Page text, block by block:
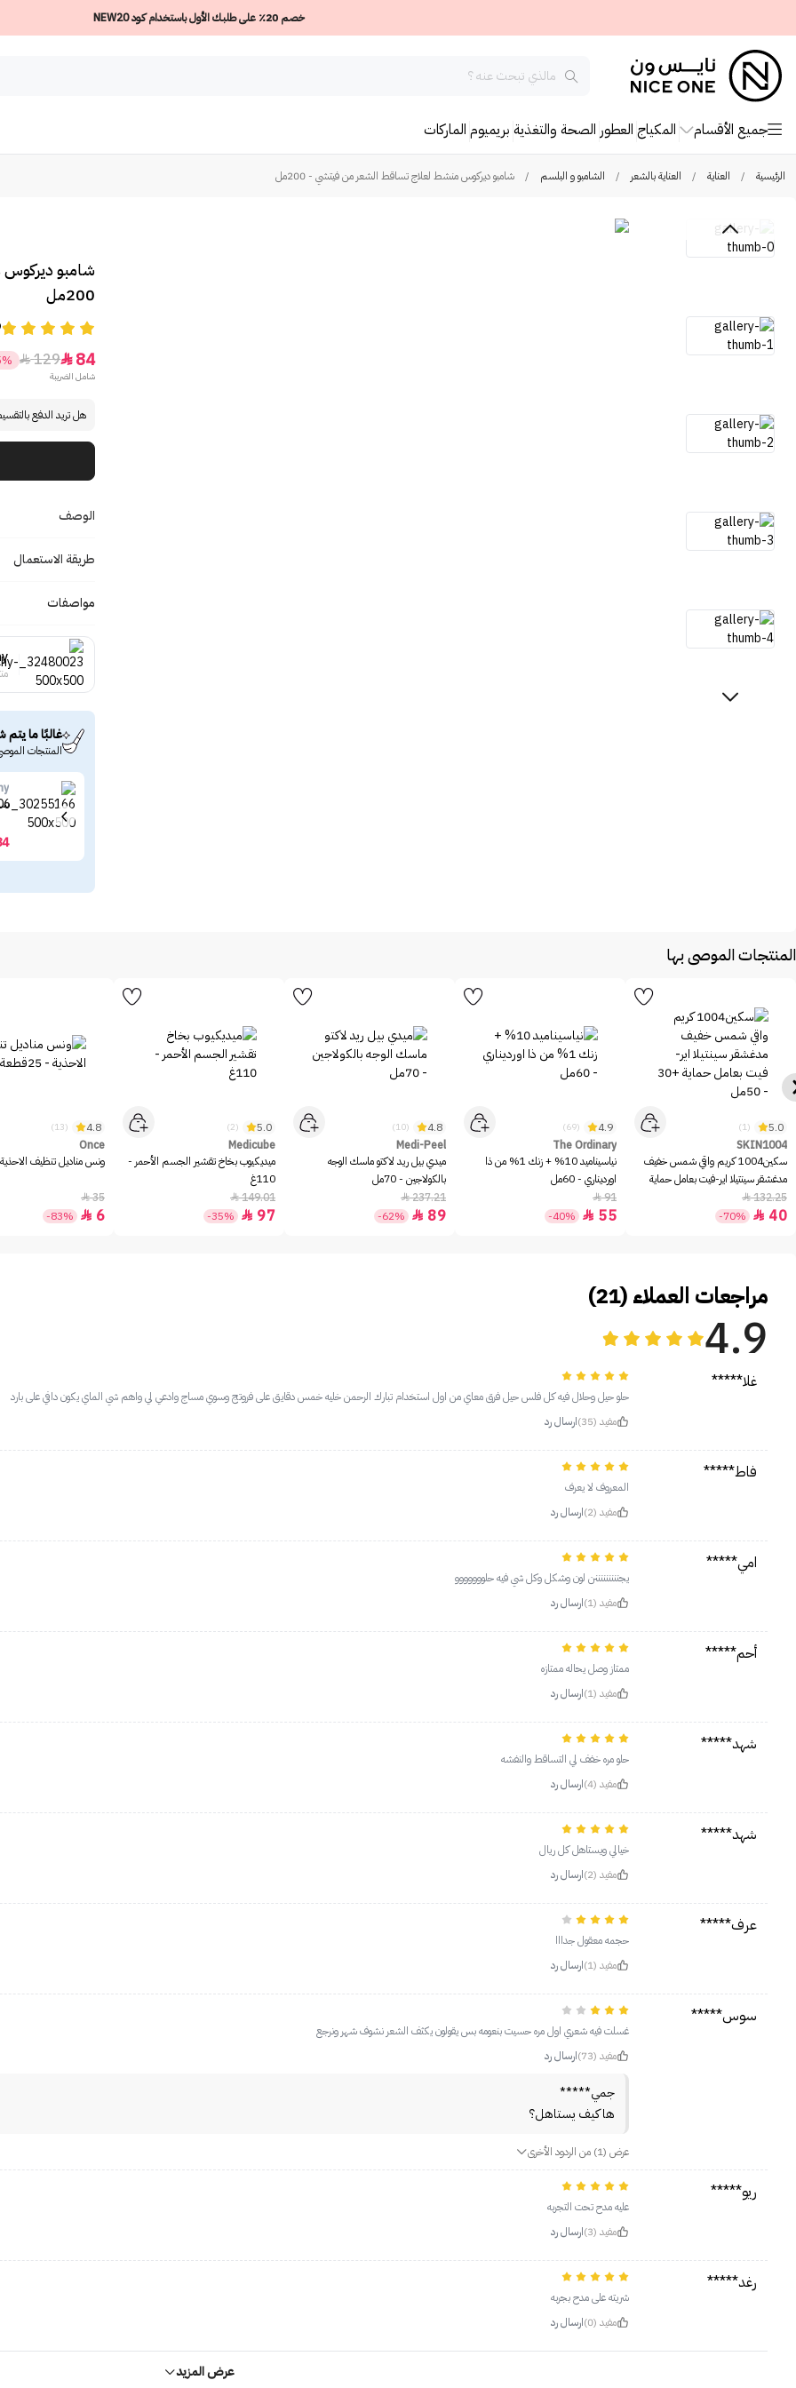
خصم 20٪ على طلبك الأول باستخدام كود NEW20
جميع الأقسام المكياج العطور الصحة والتغذية بريميوم الماركات
الرئيسية / العناية / العناية بالشعر / الشامبو و البلسم / شامبو ديركوس منشط لعلاج تساقط الشعر من فيتشي - 200مل
شامبو
200مل
84

129

شامل الضريبة
هل تريد الدفع
الوصف
طريقة الاستعمال
مواصفات
غالبًا ما يتم
المنتجات
المنتجات الموصى بها
5.0
(1)
SKIN1004
سكين1004 كريم واقي شمس خفيف
مدغشقر سينتيلا اير-فيت بعامل حماية
+30 - 50مل
132.25

40

-70%
4.9
(69)
The Ordinary
نياسيناميد 10% + زنك 1% من ذا
اورديناري - 60مل
91

55

-40%
4.8
(10)
Medi-Peel
ميدي بيل ريد لاكتو ماسك الوجه
بالكولاجين - 70مل
237.21

89

-62%
5.0
(2)
Medicube
ميديكيوب بخاخ تقشير الجسم الأحمر -
110غ
149.01

97

-35%
4.8
(13)
Once
ونس مناديل تنظيف الاحذية -
35

6

-83%
مراجعات العملاء (21)
4.9
غلا*****
حلو حيل وحلال فيه كل فلس حيل فرق معاي من اول استخدام تبارك الرحمن خليه خمس دقايق على فروتج وسوي مساج وادعي لي واهم شي الماي يكون دافي على بارد
مفيد (35)
ارسال رد
فاط*****
المعروف لا يعرف
مفيد (2)
ارسال رد
امي*****
يجنننننننننن لون وشكل وكل شي فيه حلووووووو
مفيد (1)
ارسال رد
أحم*****
ممتاز وصل يحاله ممتازه
مفيد (1)
ارسال رد
شهد*****
حلو مره خفف لي التساقط والنفشه
مفيد (4)
ارسال رد
شهد*****
خيالي ويستاهل كل ريال
مفيد (2)
ارسال رد
عرف*****
حجمه معقول جدااا
مفيد (1)
ارسال رد
سوس*****
غسلت فيه شعري اول مره حسيت بنعومه بس يقولون يكثف الشعر نشوف شهر ونرجع
مفيد (73)
ارسال رد
جمي*****
ها كيف يستاهل؟
عرض (1) من الردود الأخرى
ريو*****
عليه مدح تحت التجربه
مفيد (3)
ارسال رد
رغد*****
شريته على مدح بجربه
مفيد (0)
ارسال رد
عرض المزيد